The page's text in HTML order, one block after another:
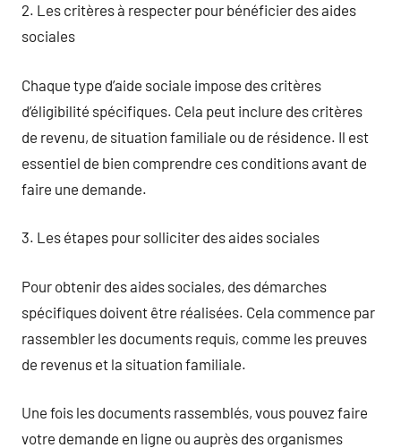
2. Les critères à respecter pour bénéficier des aides
sociales
Chaque type d’aide sociale impose des critères
d’éligibilité spécifiques. Cela peut inclure des critères
de revenu, de situation familiale ou de résidence. Il est
essentiel de bien comprendre ces conditions avant de
faire une demande.
3. Les étapes pour solliciter des aides sociales
Pour obtenir des aides sociales, des démarches
spécifiques doivent être réalisées. Cela commence par
rassembler les documents requis, comme les preuves
de revenus et la situation familiale.
Une fois les documents rassemblés, vous pouvez faire
votre demande en ligne ou auprès des organismes